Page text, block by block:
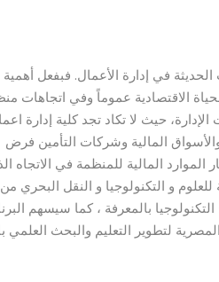
في إدارة الأعمال. فبفعل أهمية
الاقتصادية عموماً وفي اتجاهات
حيث لا تكاد تجد كلية إدارة
المالية وشركات التأمين فرض
المالية للمنظمة في الاتجاه
للعلوم و التكنولوجيا و النقل البحري
بالمعرفة ، كما سيسهم
لتطوير التعليم والبحث العلمي